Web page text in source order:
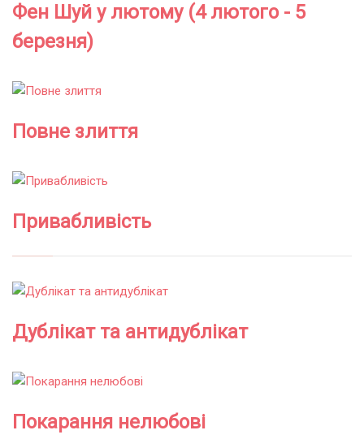
Фен Шуй у лютому (4 лютого - 5
березня)
Повне злиття
Привабливість
Дублікат та антидублікат
Покарання нелюбові